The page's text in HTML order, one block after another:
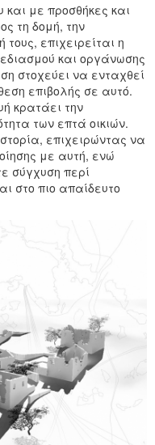
και με προσθήκες και
τη δομή, την
επιχειρείται η
και οργάνωσης
στοχεύει να ενταχθεί
επιβολής σε αυτό.
κρατάει την
των επτά οικιών.
επιχειρώντας να
με αυτή, ενώ
σύγχυση περί
στο πιο απαίδευτο